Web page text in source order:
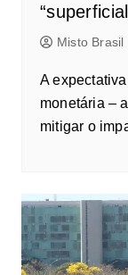
Misto Brasil
A
monetária –
mitigar o